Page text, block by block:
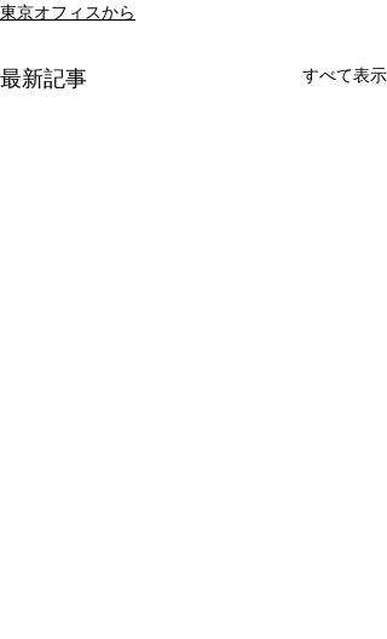
東京オフィスから
最新記事 すべて表示